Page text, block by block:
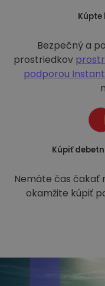
Bezpečný a
prostriedkov
podporou Instant
Kúpiť
Nemáte čas čakať
okamžite kúpiť